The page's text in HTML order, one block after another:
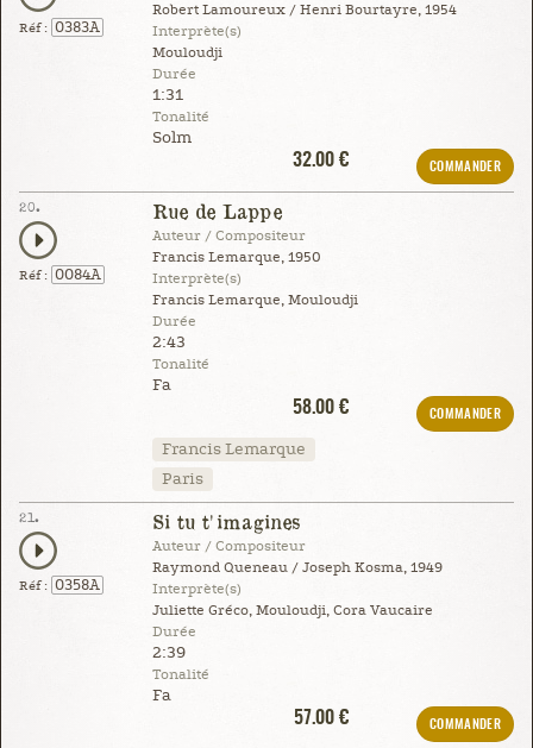
Réf : 0383A
Robert Lamoureux / Henri Bourtayre, 1954
Interprète(s)
Mouloudji
Durée
1:31
Tonalité
Solm
32.00 €
COMMANDER
20.
Réf : 0084A
Rue de Lappe
Auteur / Compositeur
Francis Lemarque, 1950
Interprète(s)
Francis Lemarque, Mouloudji
Durée
2:43
Tonalité
Fa
58.00 €
COMMANDER
Francis Lemarque
Paris
21.
Réf : 0358A
Si tu t'imagines
Auteur / Compositeur
Raymond Queneau / Joseph Kosma, 1949
Interprète(s)
Juliette Gréco, Mouloudji, Cora Vaucaire
Durée
2:39
Tonalité
Fa
57.00 €
COMMANDER